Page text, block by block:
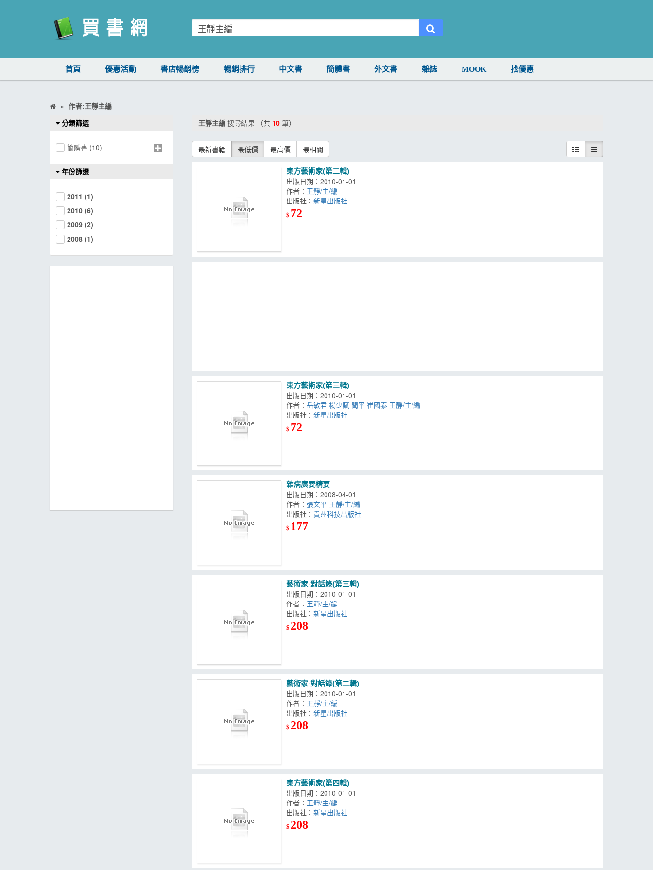
首頁 優惠活動 書店暢銷榜 暢銷排行 中文書 簡體書 外文書 雜誌 MOOK 找優惠
作者:王靜主編
王靜主編搜尋結果 （共 10筆）
最新書籍 最低價 最高價 最相關
東方藝術家(第二輯)
出版日期：2010-01-01
作者： 王靜/主/編
出版社：新星出版社
$ 72
東方藝術家(第三輯)
出版日期：2010-01-01
作者：岳敏君 楊少賦 閆平 崔國泰 王靜/主/編
出版社：新星出版社
$ 72
雜病廣要精要
出版日期：2008-04-01
作者：張文平 王靜/主/編
出版社：貴州科技出版社
$ 177
藝術家·對話錄(第三輯)
出版日期：2010-01-01
作者： 王靜/主/編
出版社：新星出版社
$ 208
藝術家·對話錄(第二輯)
出版日期：2010-01-01
作者： 王靜/主/編
出版社：新星出版社
$ 208
東方藝術家(第四輯)
出版日期：2010-01-01
作者： 王靜/主/編
出版社：新星出版社
$ 208
分類篩選
簡體書 (10)
年份篩選
2011 (1)
2010 (6)
2009 (2)
2008 (1)